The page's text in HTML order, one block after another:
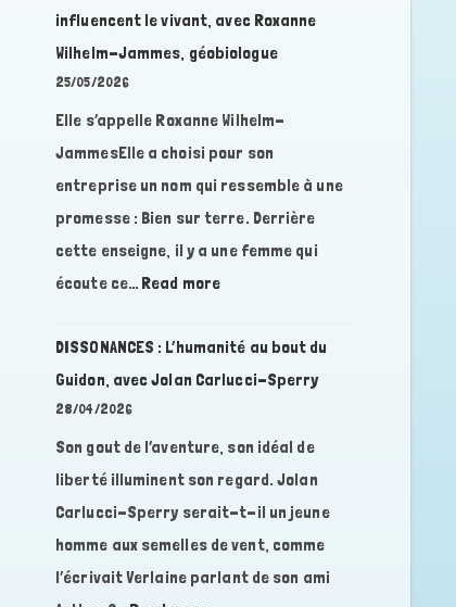
Internationales
Espagne
à
France,
contre
Marie-
Josée
VITTORI
influencent le vivant, avec Roxanne
Wilhelm-Jammes, géobiologue
25/05/2026
Elle s’appelle Roxanne Wilhelm-
JammesElle a choisi pour son
entreprise un nom qui ressemble à une
promesse : Bien sur terre. Derrière
cette enseigne, il y a une femme qui
écoute ce… Read more:
influencent
le
vivant,
DISSONANCES : L’humanité au bout du
Guidon, avec Jolan Carlucci-Sperry
28/04/2026
Son gout de l’aventure, son idéal de
liberté illuminent son regard. Jolan
Carlucci-Sperry serait-t-il un jeune
homme aux semelles de vent, comme
l’écrivait Verlaine parlant de son ami